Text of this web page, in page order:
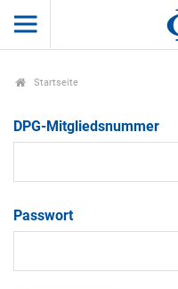
Startseite
DPG-Mitgliedsnummer
Passwort